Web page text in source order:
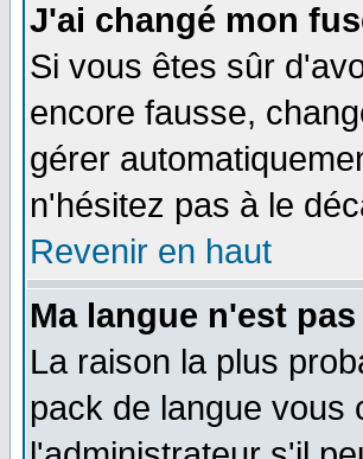
J'ai changé mon
Si vous êtes sûr
encore fausse,
gérer
n'hésitez pas à le
Revenir en haut
Ma langue n'est
La raison la plus
pack de langue vous